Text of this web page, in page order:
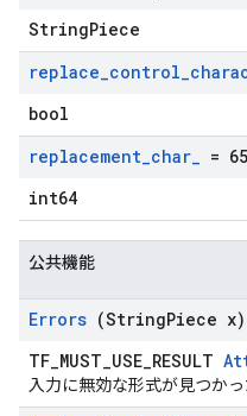
StringPiece
replace_control_
bool
replacement_char_ =
int64
公共機能
Errors (StringPiece x)
TF_MUST_USE_RESULT
入力に無効な形式が見つか